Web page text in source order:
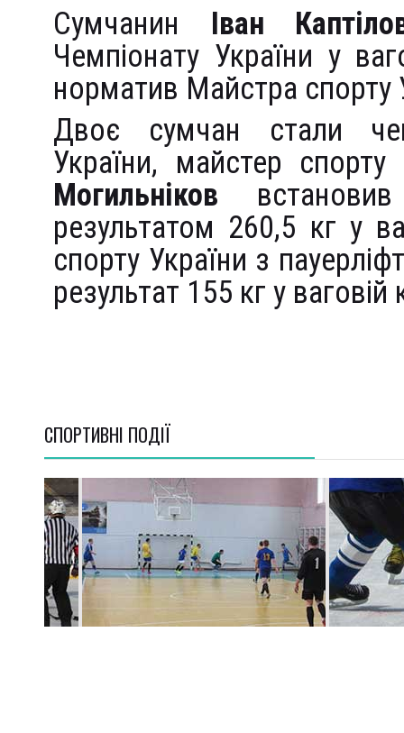
Сумчанин Іван
Чемпіонату України у
норматив Майстра спорту
Двоє сумчан стали
України, майстер
Могильніков
результатом 260,5 кг у
спорту України з
результат 155 кг у ваговій
СПОРТИВНI ПОДІЇ